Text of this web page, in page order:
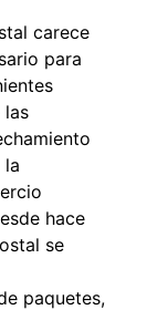
carece
para
las
la
hace
se
paquetes,